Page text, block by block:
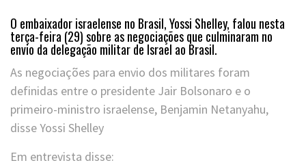
O embaixador israelense no Brasil, Yossi Shelley, falou nesta
terça-feira (29) sobre as negociações que culminaram no
envio da delegação militar de Israel ao Brasil.
As negociações para envio dos militares foram
definidas entre o presidente Jair Bolsonaro e o
primeiro-ministro israelense, Benjamin Netanyahu,
disse Yossi Shelley
Em entrevista disse: